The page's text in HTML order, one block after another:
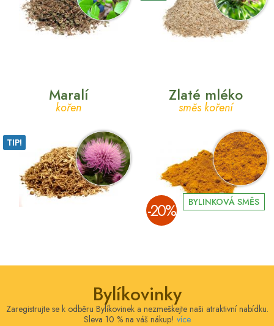
Maralí
kořen
TIP!
Zlaté mléko
směs koření
BYLINKOVÁ SMĚS
­-20%
Bylíkovinky
Zaregistrujte se k odběru Bylíkovinek a nezmeškejte naši atraktivní nabídku.
Sleva 10 % na váš nákup! více